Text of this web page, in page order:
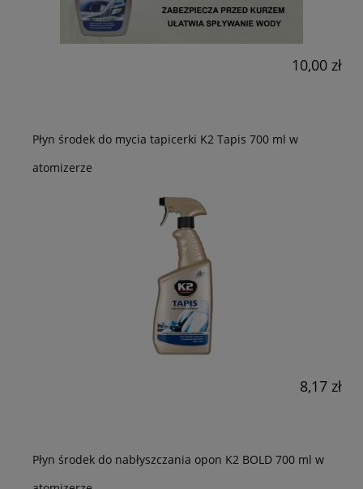
10,00 zł
Płyn środek do mycia tapicerki K2 Tapis 700 ml w
atomizerze
8,17 zł
Płyn środek do nabłyszczania opon K2 BOLD 700 ml w